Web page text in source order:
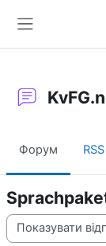
Форум
Тип показу